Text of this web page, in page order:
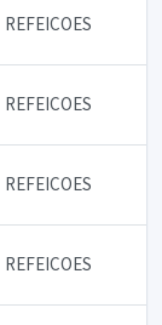
REFEICOES
REFEICOES
REFEICOES
REFEICOES